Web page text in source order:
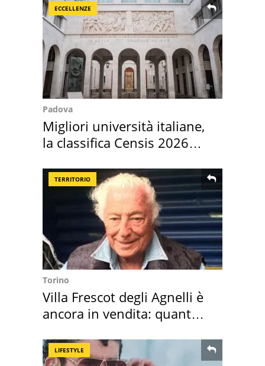
ECCELLENZE
Padova
Migliori università italiane,
la classifica Censis 2026
TERRITORIO
Torino
Villa Frescot degli Agnelli è
ancora in vendita: quanto
LIFESTYLE